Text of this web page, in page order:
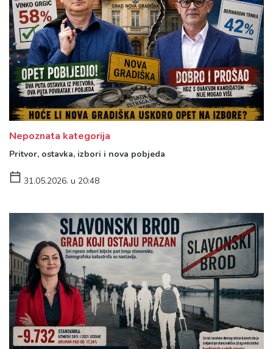
Nepoznata kategorija
Pritvor, ostavka, izbori i nova pobjeda
31.05.2026. u 20:48